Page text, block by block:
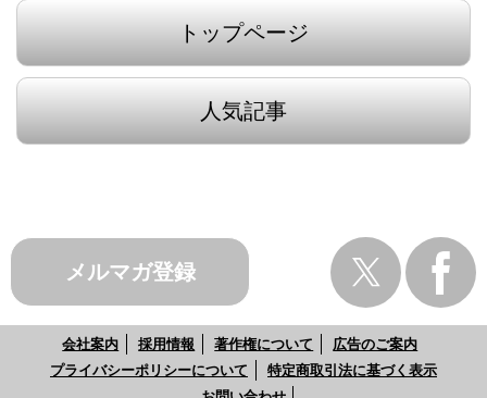
トップページ
人気記事
メルマガ登録
会社案内 採用情報 著作権について
広告のご案内
プライバシーポリシーについて
特定商取引法に基づく表示